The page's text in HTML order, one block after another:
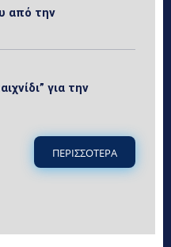
από την
για την
ΠΕΡΙΣΣΟΤΕΡΑ